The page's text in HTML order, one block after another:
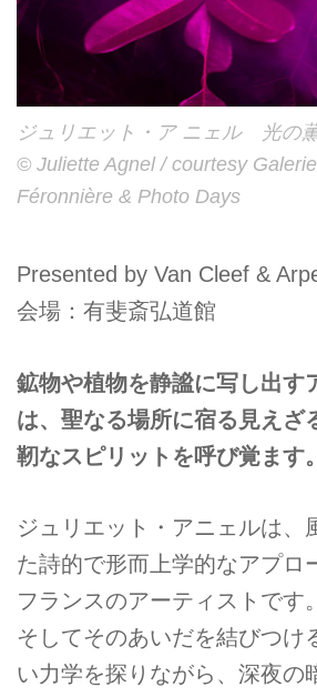
ジュリエット・ア ニェル 光の
© Juliette Agnel / courtesy
Féronnière & Photo Days
Presented by Van Cleef &
会場：有斐斎弘道館
鉱物や植物を静謐に写し出す
は、聖なる場所に宿る見えざ
靭なスピリットを呼び覚ます。
ジュリエット・アニェルは、
た詩的で形而上学的なアプロ
フランスのアーティストです
そしてそのあいだを結びつけ
い力学を探りながら、深夜の